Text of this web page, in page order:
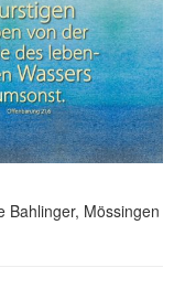
Bahlinger, Mössingen